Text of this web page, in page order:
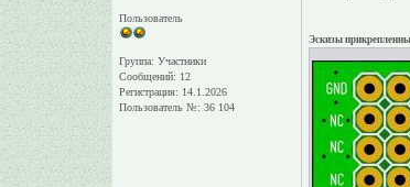
Пользователь
Группа: Участники
Сообщений: 12
Регистрация: 14.1.2026
Пользователь №: 36 104
Эскизы